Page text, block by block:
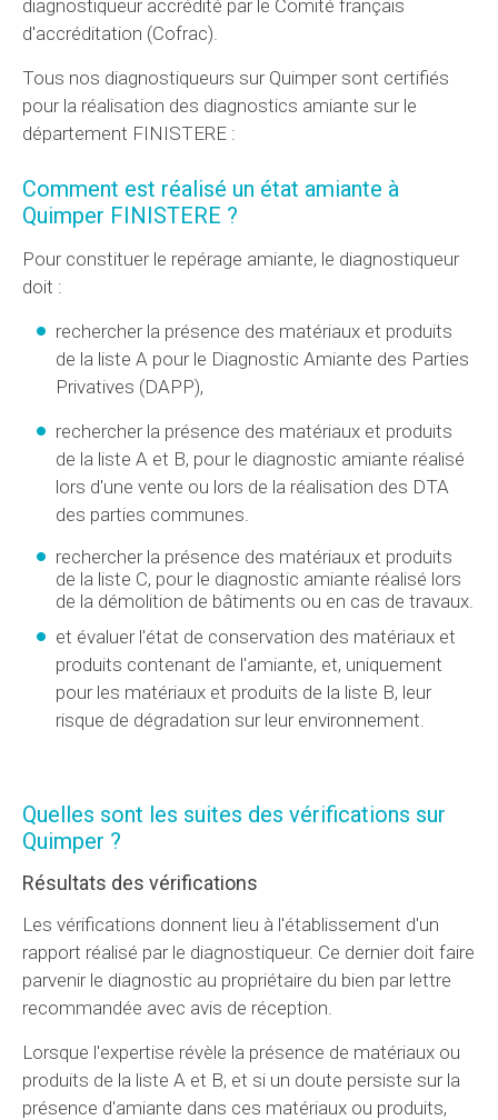
diagnostiqueur accrédité par le Comité français
d'accréditation (Cofrac).
Tous nos diagnostiqueurs sur Quimper sont certifiés
pour la réalisation des diagnostics amiante sur le
département FINISTERE :
Comment est réalisé un état amiante à
Quimper FINISTERE ?
Pour constituer le repérage amiante, le diagnostiqueur
doit :
rechercher la présence des matériaux et produits
de la liste A pour le Diagnostic Amiante des Parties
Privatives (DAPP),
rechercher la présence des matériaux et produits
de la liste A et B, pour le diagnostic amiante réalisé
lors d'une vente ou lors de la réalisation des DTA
des parties communes.
rechercher la présence des matériaux et produits
de la liste C, pour le diagnostic amiante réalisé lors
de la démolition de bâtiments ou en cas de travaux.
et évaluer l'état de conservation des matériaux et
produits contenant de l'amiante, et, uniquement
pour les matériaux et produits de la liste B, leur
risque de dégradation sur leur environnement.
Quelles sont les suites des vérifications sur
Quimper ?
Résultats des vérifications
Les vérifications donnent lieu à l'établissement d'un
rapport réalisé par le diagnostiqueur. Ce dernier doit faire
parvenir le diagnostic au propriétaire du bien par lettre
recommandée avec avis de réception.
Lorsque l'expertise révèle la présence de matériaux ou
produits de la liste A et B, et si un doute persiste sur la
présence d'amiante dans ces matériaux ou produits,